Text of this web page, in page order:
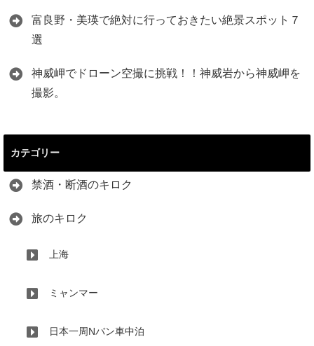
富良野・美瑛で絶対に行っておきたい絶景スポット７
選
神威岬でドローン空撮に挑戦！！神威岩から神威岬を
撮影。
カテゴリー
禁酒・断酒のキロク
旅のキロク
上海
ミャンマー
日本一周Nバン車中泊